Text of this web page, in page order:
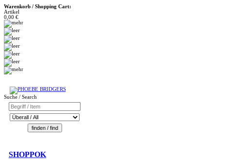
Warenkorb / Shopping Cart:
Artikel
0,00 €
Suche / Search
SHOPPOK